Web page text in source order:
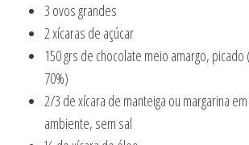
3 ovos grandes
2 xícaras de açúcar
150 grs de chocolate meio amargo,
70%)
2/3 de xícara de manteiga ou margarina
ambiente, sem sal